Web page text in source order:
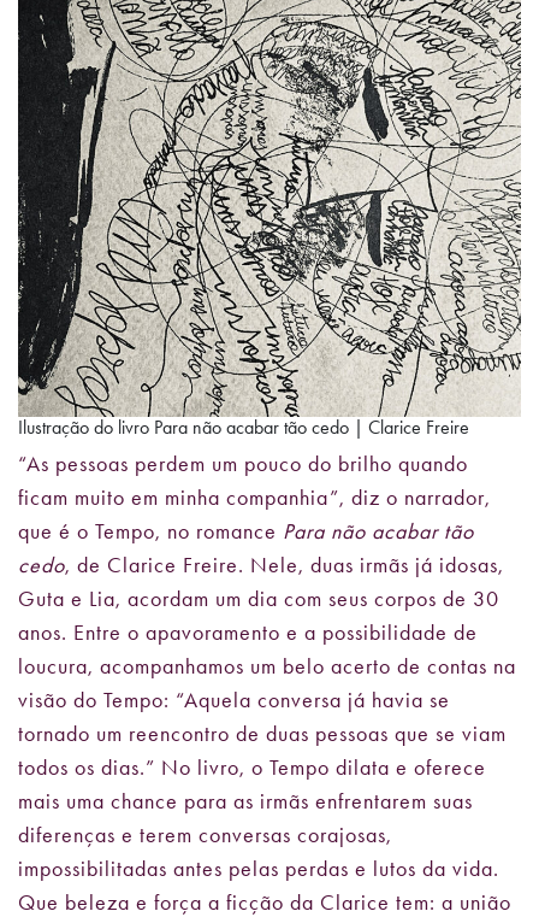
Ilustração do livro Para não acabar tão cedo | Clarice Freire
“As pessoas perdem um pouco do brilho quando
ficam muito em minha companhia”, diz o narrador,
que é o Tempo, no romance Para não acabar tão
cedo, de Clarice Freire. Nele, duas irmãs já idosas,
Guta e Lia, acordam um dia com seus corpos de 30
anos. Entre o apavoramento e a possibilidade de
loucura, acompanhamos um belo acerto de contas na
visão do Tempo: “Aquela conversa já havia se
tornado um reencontro de duas pessoas que se viam
todos os dias.” No livro, o Tempo dilata e oferece
mais uma chance para as irmãs enfrentarem suas
diferenças e terem conversas corajosas,
impossibilitadas antes pelas perdas e lutos da vida.
Que beleza e força a ficção da Clarice tem: a união